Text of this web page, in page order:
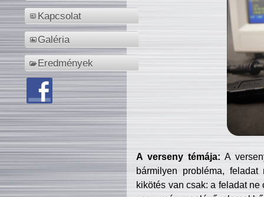
Kapcsolat
Galéria
Eredmények
A verseny témája: A
bármilyen probléma, feladat
kikötés van csak: a feladat